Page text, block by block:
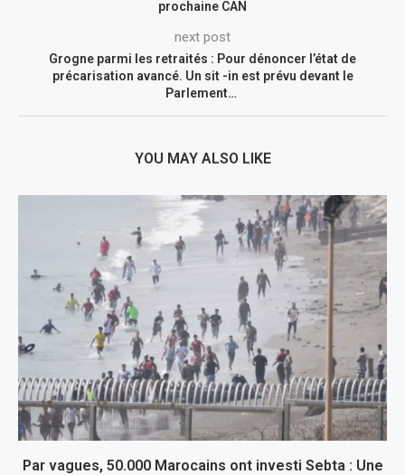
prochaine CAN
next post
Grogne parmi les retraités : Pour dénoncer l’état de
précarisation avancé. Un sit -in est prévu devant le
Parlement…
YOU MAY ALSO LIKE
Par vagues, 50.000 Marocains ont investi Sebta : Une